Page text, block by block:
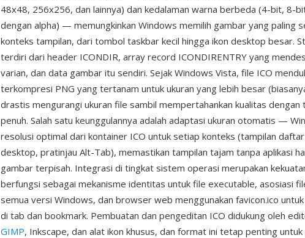
48x48, 256x256, dan lainnya) dan kedalaman warna berbeda (4-bit, 8-
dengan alpha) — memungkinkan Windows memilih gambar yang paling
konteks tampilan, dari tombol taskbar kecil hingga ikon desktop besar.
terdiri dari header ICONDIR, array record ICONDIRENTRY yang
varian, dan data gambar itu sendiri. Sejak Windows Vista, file ICO
terkompresi PNG yang tertanam untuk ukuran yang lebih besar
drastis mengurangi ukuran file sambil mempertahankan kualitas dengan
penuh. Salah satu keunggulannya adalah adaptasi ukuran otomatis —
resolusi optimal dari kontainer ICO untuk setiap konteks (tampilan
desktop, pratinjau Alt-Tab), memastikan tampilan tajam tanpa aplikasi
gambar terpisah. Integrasi di tingkat sistem operasi merupakan
berfungsi sebagai mekanisme identitas untuk file executable, asosiasi
semua versi Windows, dan browser web menggunakan favicon.ico
di tab dan bookmark. Pembuatan dan pengeditan ICO didukung oleh
GIMP, Inkscape, dan alat ikon khusus, dan format ini tetap penting